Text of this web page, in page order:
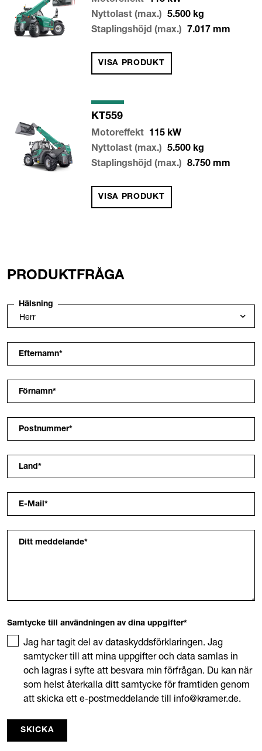
Nyttolast (max.)
5.500 kg
Staplingshöjd (max.)
7.017 mm
VISA PRODUKT
KT559
Motoreffekt 115 kW
Nyttolast (max.)
5.500 kg
Staplingshöjd (max.)
8.750 mm
VISA PRODUKT
PRODUKTFRÅGA
Hälsning
Efternamn*
Förnamn*
Postnummer*
Land*
E-Mail*
Ditt meddelande*
Samtycke till användningen av dina uppgifter*
Jag har tagit del av dataskyddsförklaringen. Jag
samtycker till att mina uppgifter och data samlas in
och lagras i syfte att besvara min förfrågan. Du kan när
som helst återkalla ditt samtycke för framtiden genom
att skicka ett e-postmeddelande till info@kramer.de.
SKICKA